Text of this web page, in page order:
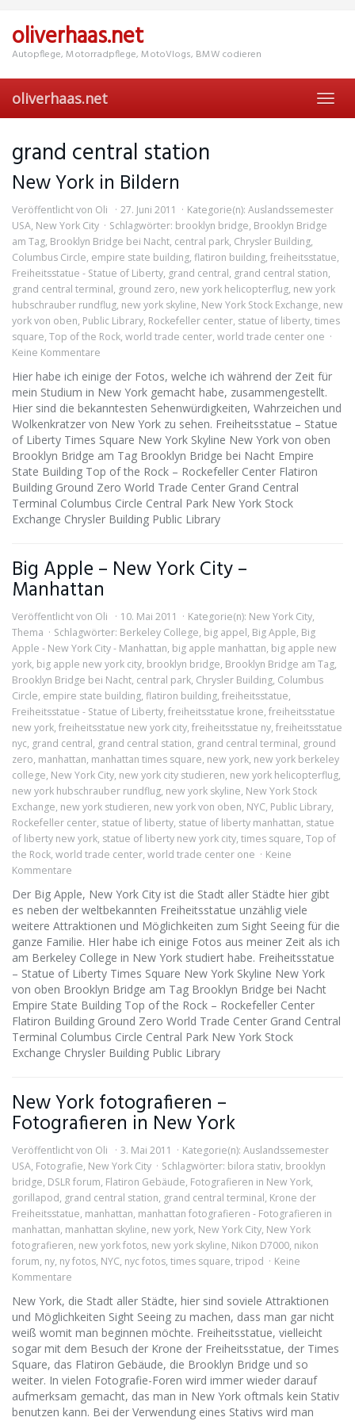
main
content
oliverhaas.net
Autopflege, Motorradpflege, MotoVlogs, BMW codieren
oliverhaas.net
grand central station
New York in Bildern
Veröffentlicht von Oli 27. Juni 2011 Kategorie(n): Auslandssemester
USA, New York City Schlagwörter: brooklyn bridge, Brooklyn Bridge
am Tag, Brooklyn Bridge bei Nacht, central park, Chrysler Building,
Columbus Circle, empire state building, flatiron building, freiheitsstatue,
Freiheitsstatue - Statue of Liberty, grand central, grand central station,
grand central terminal, ground zero, new york helicopterflug, new york
hubschrauber rundflug, new york skyline, New York Stock Exchange, new
york von oben, Public Library, Rockefeller center, statue of liberty, times
square, Top of the Rock, world trade center, world trade center one
Keine Kommentare
Hier habe ich einige der Fotos, welche ich während der Zeit für
mein Studium in New York gemacht habe, zusammengestellt.
Hier sind die bekanntesten Sehenwürdigkeiten, Wahrzeichen und
Wolkenkratzer von New York zu sehen. Freiheitsstatue – Statue
of Liberty Times Square New York Skyline New York von oben
Brooklyn Bridge am Tag Brooklyn Bridge bei Nacht Empire
State Building Top of the Rock – Rockefeller Center Flatiron
Building Ground Zero World Trade Center Grand Central
Terminal Columbus Circle Central Park New York Stock
Exchange Chrysler Building Public Library
Big Apple – New York City –
Manhattan
Veröffentlicht von Oli 10. Mai 2011 Kategorie(n): New York City,
Thema
Schlagwörter: Berkeley College, big appel, Big Apple, Big
Apple - New York City - Manhattan, big apple manhattan, big apple new
york, big apple new york city, brooklyn bridge, Brooklyn Bridge am Tag,
Brooklyn Bridge bei Nacht, central park, Chrysler Building, Columbus
Circle, empire state building, flatiron building, freiheitsstatue,
Freiheitsstatue - Statue of Liberty, freiheitsstatue krone, freiheitsstatue
new york, freiheitsstatue new york city, freiheitsstatue ny, freiheitsstatue
nyc, grand central, grand central station, grand central terminal, ground
zero, manhattan, manhattan times square, new york, new york berkeley
college, New York City, new york city studieren, new york helicopterflug,
new york hubschrauber rundflug, new york skyline, New York Stock
Exchange, new york studieren, new york von oben, NYC, Public Library,
Rockefeller center, statue of liberty, statue of liberty manhattan, statue
of liberty new york, statue of liberty new york city, times square, Top of
the Rock, world trade center, world trade center one
Keine
Kommentare
Der Big Apple, New York City ist die Stadt aller Städte hier gibt
es neben der weltbekannten Freiheitsstatue unzählig viele
weitere Attraktionen und Möglichkeiten zum Sight Seeing für die
ganze Familie. HIer habe ich einige Fotos aus meiner Zeit als ich
am Berkeley College in New York studiert habe. Freiheitsstatue
– Statue of Liberty Times Square New York Skyline New York
von oben Brooklyn Bridge am Tag Brooklyn Bridge bei Nacht
Empire State Building Top of the Rock – Rockefeller Center
Flatiron Building Ground Zero World Trade Center Grand Central
Terminal Columbus Circle Central Park New York Stock
Exchange Chrysler Building Public Library
New York fotografieren –
Fotografieren in New York
Veröffentlicht von Oli 3. Mai 2011 Kategorie(n): Auslandssemester
USA, Fotografie, New York City Schlagwörter: bilora stativ, brooklyn
bridge, DSLR forum, Flatiron Gebäude, Fotografieren in New York,
gorillapod, grand central station, grand central terminal, Krone der
Freiheitsstatue, manhattan, manhattan fotografieren - Fotografieren in
manhattan, manhattan skyline, new york, New York City, New York
fotografieren, new york fotos, new york skyline, Nikon D7000, nikon
forum, ny, ny fotos, NYC, nyc fotos, times square, tripod
Keine
Kommentare
New York, die Stadt aller Städte, hier sind soviele Attraktionen
und Möglichkeiten Sight Seeing zu machen, dass man gar nicht
weiß womit man beginnen möchte. Freiheitsstatue, vielleicht
sogar mit dem Besuch der Krone der Freiheitsstatue, der Times
Square, das Flatiron Gebäude, die Brooklyn Bridge und so
weiter. In vielen Fotografie-Foren wird immer wieder darauf
aufmerksam gemacht, das man in New York oftmals kein Stativ
benutzen kann. Bei der Verwendung eines Stativs wird man